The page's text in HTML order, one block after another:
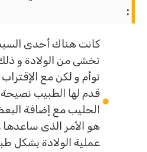
:
كانت هناك أحدى
تخشى من الولادة و
توأم و لكن مع
قدم لها الطبيب
الحليب مع إضافة
هو الأمر الذى
عملية الولادة بشكل